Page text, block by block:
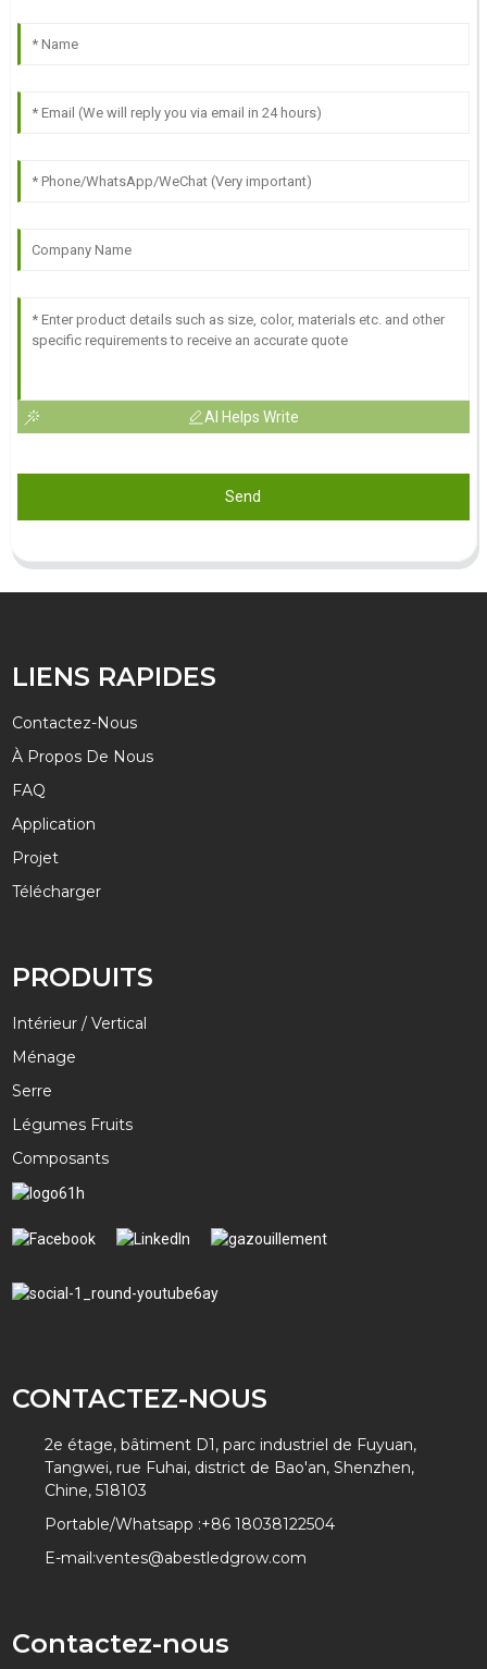
AI Helps Write
Send
LIENS RAPIDES
Contactez-Nous
À Propos De Nous
FAQ
Application
Projet
Télécharger
PRODUITS
Intérieur / Vertical
Ménage
Serre
Légumes Fruits
Composants
CONTACTEZ-NOUS
2e étage, bâtiment D1, parc industriel de Fuyuan,
Tangwei, rue Fuhai, district de Bao'an, Shenzhen,
Chine, 518103
Portable/Whatsapp :+86 18038122504
E-mail:ventes@abestledgrow.com
Contactez-nous